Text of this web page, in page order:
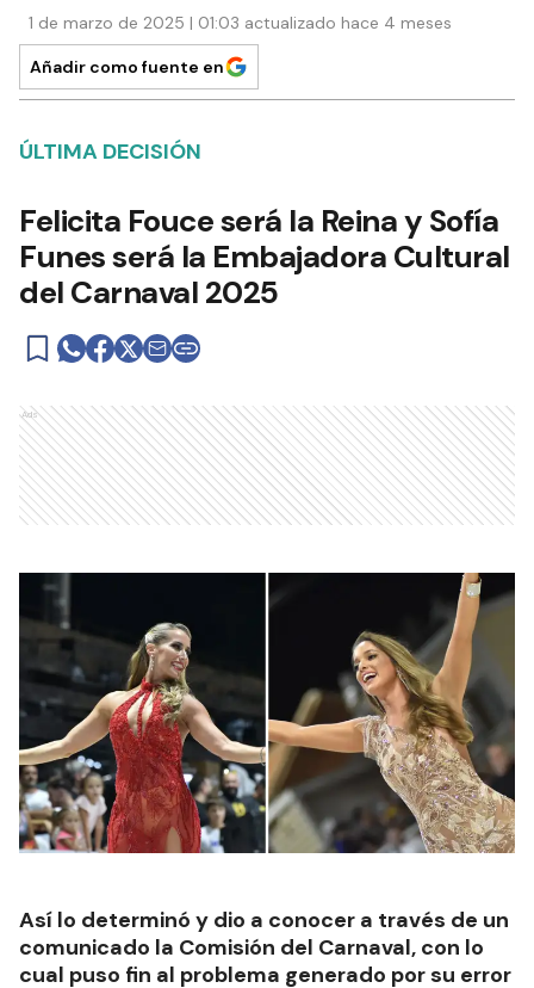
1 de marzo de 2025 | 01:03 actualizado hace 4 meses
Añadir como fuente en
ÚLTIMA DECISIÓN
Felicita Fouce será la Reina y Sofía
Funes será la Embajadora Cultural
del Carnaval 2025
Ads
Así lo determinó y dio a conocer a través de un
comunicado la Comisión del Carnaval, con lo
cual puso fin al problema generado por su error